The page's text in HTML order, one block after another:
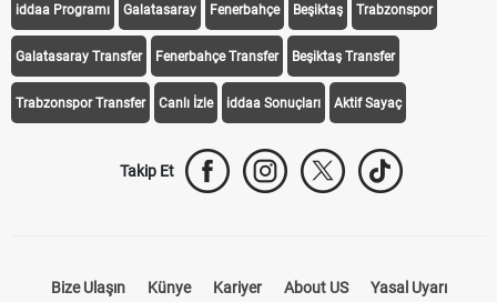
iddaa Programı Galatasaray Fenerbahçe Beşiktaş Trabzonspor
Galatasaray Transfer Fenerbahçe Transfer Beşiktaş Transfer
Trabzonspor Transfer Canlı İzle iddaa Sonuçları Aktif Sayaç
Takip Et
Bize Ulaşın Künye Kariyer About US Yasal Uyarı